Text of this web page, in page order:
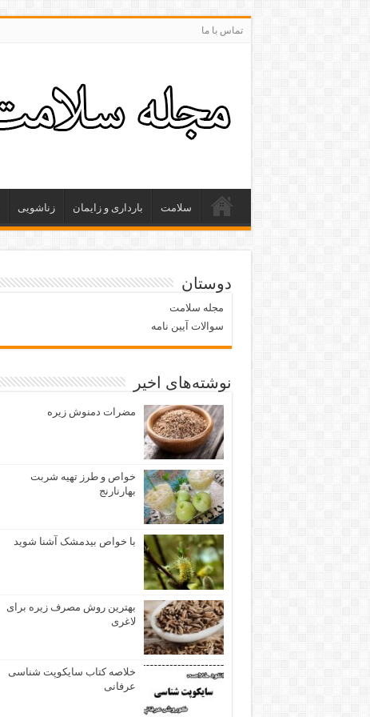
تماس با ما
سلامت بارداری و زایمان زناشویی
دوستان
مجله سلامت
سوالات آیین نامه
نوشته‌های اخیر
مضرات دمنوش زیره
خواص و طرز تهیه شربت
بهارنارنج
با خواص بیدمشک آشنا شوید
بهترین روش مصرف زیره برای
لاغری
خلاصه کتاب سایکوپت شناسی
عرفانی